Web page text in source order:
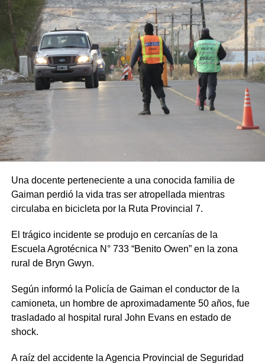
Una docente perteneciente a una conocida familia de
Gaiman perdió la vida tras ser atropellada mientras
circulaba en bicicleta por la Ruta Provincial 7.
El trágico incidente se produjo en cercanías de la
Escuela Agrotécnica N° 733 “Benito Owen” en la zona
rural de Bryn Gwyn.
Según informó la Policía de Gaiman el conductor de la
camioneta, un hombre de aproximadamente 50 años, fue
trasladado al hospital rural John Evans en estado de
shock.
A raíz del accidente la Agencia Provincial de Seguridad